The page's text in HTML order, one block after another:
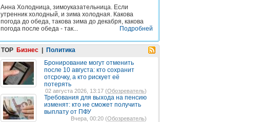
Анна Холодница, зимоуказательница. Если
утренник холодный, и зима холодная. Какова
погода до обеда, такова зима до декабря, какова
погода после обеда - так...
Подробней
TOP Бизнес | Политика
Бронирование могут отменить
после 10 августа: кто сохранит
отсрочку, а кто рискует её
потерять
02 августа 2026, 13:17 (Обозреватель)
Требования для выхода на пенсию
изменят: кто не сможет получить
выплату от ПФУ
Вчера, 00:20 (Обозреватель)